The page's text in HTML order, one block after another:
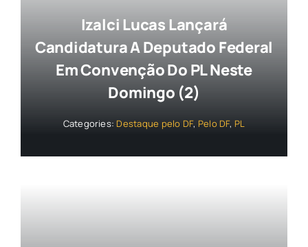
Izalci Lucas Lançará
Candidatura A Deputado Federal
Em Convenção Do PL Neste
Domingo (2)
Categories: Destaque pelo DF, Pelo DF, PL